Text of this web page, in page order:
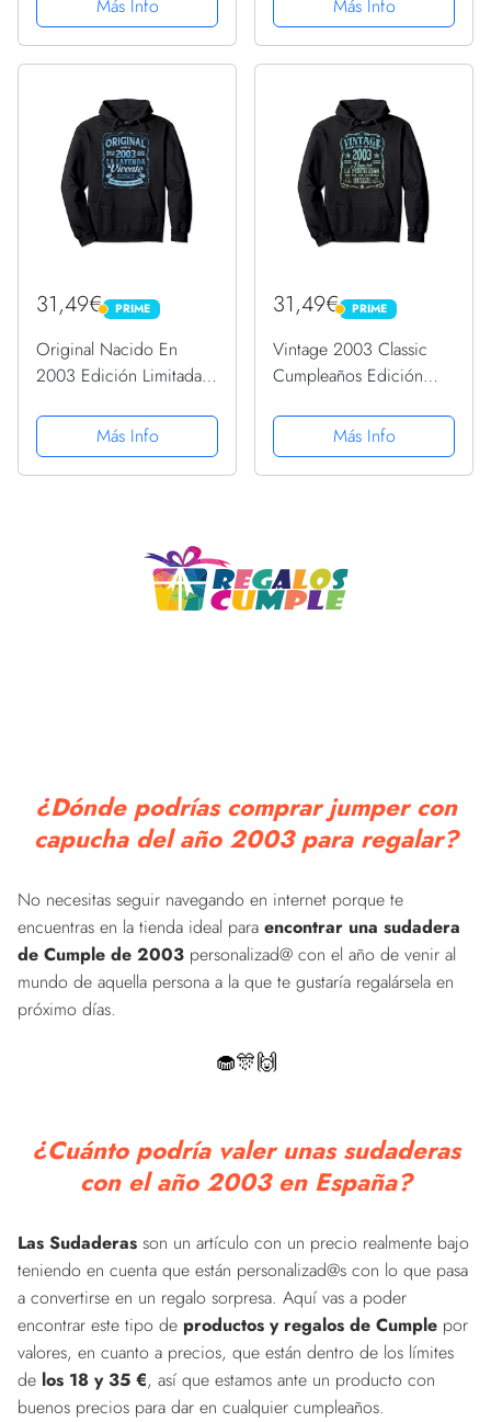
Más Info
Más Info
31,49€ PRIME
PRIME
Original Nacido En
2003 Edición Limitada
con Capucha
Más Info
31,49€ PRIME
PRIME
Vintage 2003 Classic
Cumpleaños Edición
CapuchaMás Info
¿Dónde podrías comprar jumper con
capucha del año 2003 para regalar?
No necesitas seguir navegando en internet porque te
encuentras en la tienda ideal para encontrar una sudadera
de Cumple de 2003 personalizad@ con el año de venir al
mundo de aquella persona a la que te gustaría regalársela en
próximo días.
🧁🎊🙌
¿Cuánto podría valer unas sudaderas
con el año 2003 en España?
Las Sudaderas son un artículo con un precio realmente bajo
teniendo en cuenta que están personalizad@s con lo que pasa
a convertirse en un regalo sorpresa. Aquí vas a poder
encontrar este tipo de productos y regalos de Cumple por
valores, en cuanto a precios, que están dentro de los límites
de los 18 y 35 €, así que estamos ante un producto con
buenos precios para dar en cualquier cumpleaños.